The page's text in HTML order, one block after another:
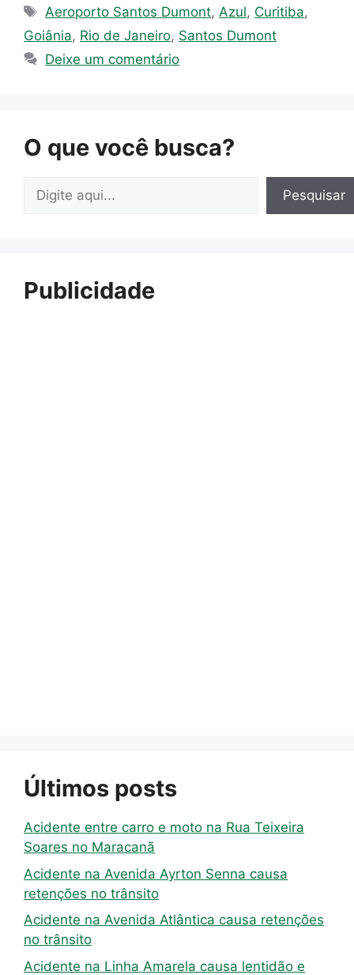
Tags
Aeroporto Santos Dumont,Azul, Curitiba,
Goiânia, Rio de Janeiro, Santos Dumont
Deixe um comentário
O que você busca?
Pesquisar
Pesquisar
Publicidade
Últimos posts
Acidente entre carro e moto na Rua Teixeira
Soares no Maracanã
Acidente na Avenida Ayrton Senna causa
retenções no trânsito
Acidente na Avenida Atlântica causa retenções
no trânsito
Acidente na Linha Amarela causa lentidão e